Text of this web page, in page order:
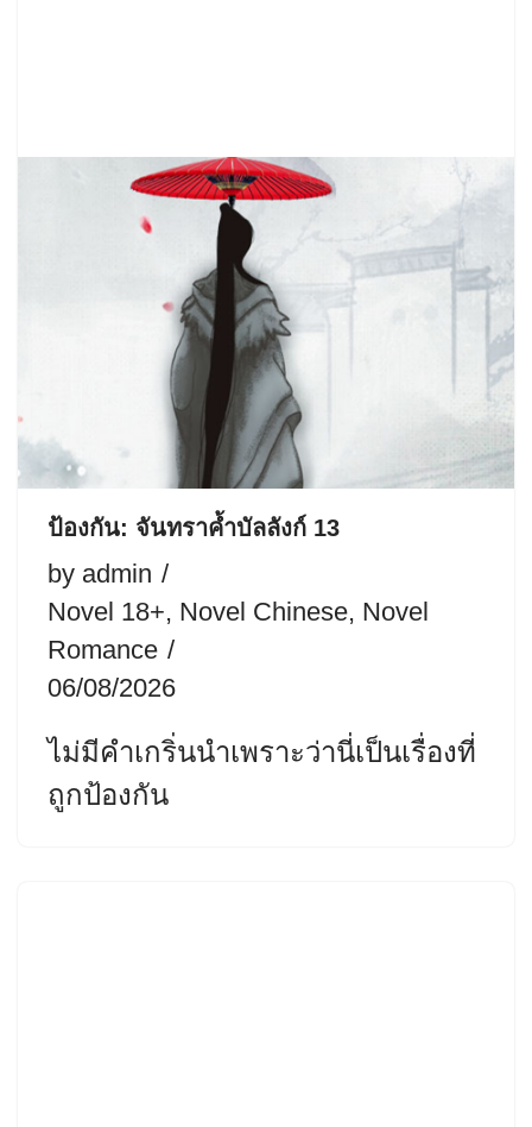
ป้องกัน: จันทราค้ำบัลลังก์ 13
by admin
Novel 18+, Novel Chinese, Novel
Romance
06/08/2026
ไม่มีคำเกริ่นนำเพราะว่านี่เป็นเรื่องที่
ถูกป้องกัน